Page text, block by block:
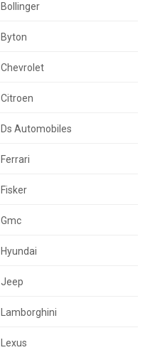
Bollinger
Byton
Chevrolet
Citroen
Ds Automobiles
Ferrari
Fisker
Gmc
Hyundai
Jeep
Lamborghini
Lexus